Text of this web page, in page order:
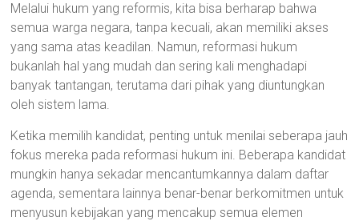
Melalui hukum yang reformis, kita bisa berharap bahwa
semua warga negara, tanpa kecuali, akan memiliki akses
yang sama atas keadilan. Namun, reformasi hukum
bukanlah hal yang mudah dan sering kali menghadapi
banyak tantangan, terutama dari pihak yang diuntungkan
oleh sistem lama.
Ketika memilih kandidat, penting untuk menilai seberapa jauh
fokus mereka pada reformasi hukum ini. Beberapa kandidat
mungkin hanya sekadar mencantumkannya dalam daftar
agenda, sementara lainnya benar-benar berkomitmen untuk
menyusun kebijakan yang mencakup semua elemen